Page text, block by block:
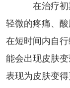
在治疗初
轻微的疼痛、
在短时间内自
能会出现皮肤
表现为皮肤变